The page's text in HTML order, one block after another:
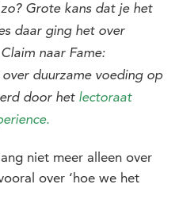
Grote kans dat je het
daar ging het over
naar Fame:
duurzame voeding op
door het lectoraat
niet meer alleen over
over ‘hoe we het